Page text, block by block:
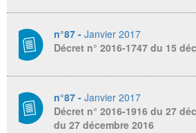
n°87 - Janvier 2017
Décret n° 2016-1747 du 15
n°87 - Janvier 2017
Décret n° 2016-1916 du 27
du 27 décembre 2016